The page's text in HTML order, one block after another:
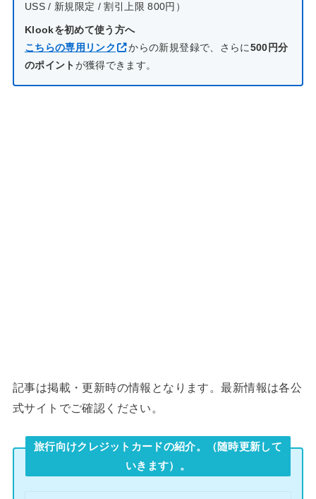
USS / 新規限定 / 割引上限 800円）
Klookを初めて使う方へ
こちらの専用リンク
からの新規登録で、さらに500円分
のポイントが獲得できます。
記事は掲載・更新時の情報となります。最新情報は各公
式サイトでご確認ください。
旅行向けクレジットカードの紹介。（随時更新して
いきます）。